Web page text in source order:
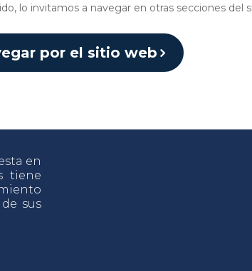
lo invitamos a navegar en otras secciones del
por el sitio web
en
tiene
sus